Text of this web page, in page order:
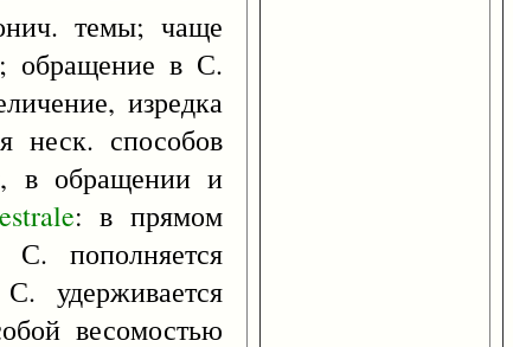
темы; чаще
обращение в С.
изредка
неск. способов
в обращении и
: в прямом
пополняется
удерживается
весомостью